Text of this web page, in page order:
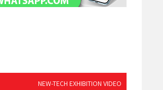
NEW-TECH EXHIBITION VIDEO